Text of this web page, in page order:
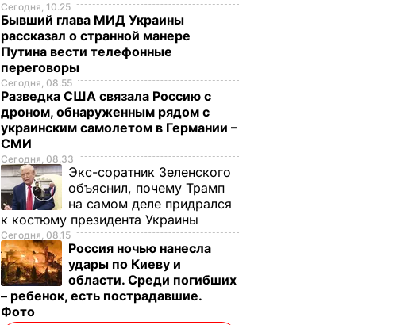
Сегодня, 10.25
Бывший глава МИД Украины
рассказал о странной манере
Путина вести телефонные
переговоры
Сегодня, 08.55
Разведка США связала Россию с
дроном, обнаруженным рядом с
украинским самолетом в Германии –
СМИ
Сегодня, 08.33
Экс-соратник Зеленского
объяснил, почему Трамп
на самом деле придрался
к костюму президента Украины
Сегодня, 08.15
Россия ночью нанесла
удары по Киеву и
области. Среди погибших
– ребенок, есть пострадавшие.
Фото